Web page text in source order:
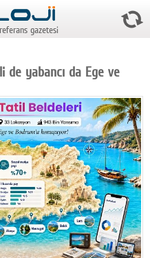
gazetesi
de yabancı da Ege ve